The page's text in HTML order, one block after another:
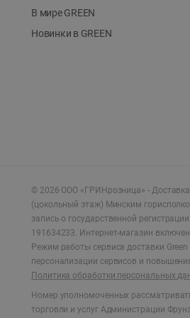
В мире GREEN
Новинки в GREEN
© 2026 ООО «ГРИНрозница» -
(цокольный этаж) Минским
запись о государственной
191634233. Интернет-магазин
Режим работы сервиса доставки
персонализации сервисов и
Политика обработки персональных
Номер уполномоченных
торговли и услуг Администрации